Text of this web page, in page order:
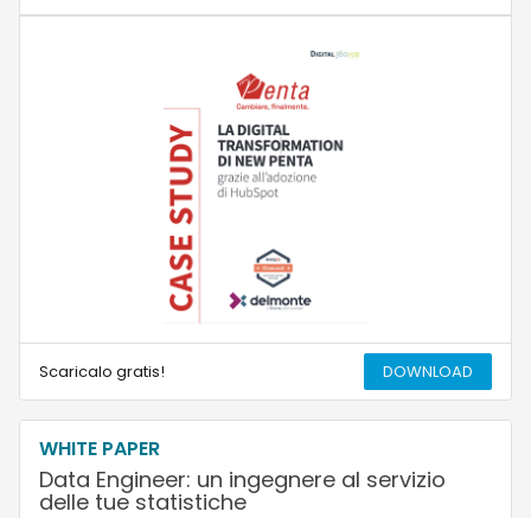
Scaricalo gratis! DOWNLOAD
WHITE PAPER
Data Engineer: un ingegnere al servizio
delle tue statistiche